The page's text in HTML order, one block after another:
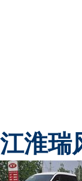
江淮瑞